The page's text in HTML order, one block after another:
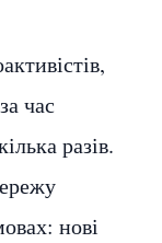
час
разів.
нові